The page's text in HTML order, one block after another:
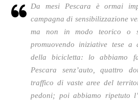
Da mesi Pescara è ormai
campagna di sensibilizzazione
ma non in modo teorico o
promuovendo iniziative tese a
della bicicletta: lo abbiamo
Pescara senz’auto, quattro
traffico di vaste aree del
pedoni; poi abbiamo ripetuto